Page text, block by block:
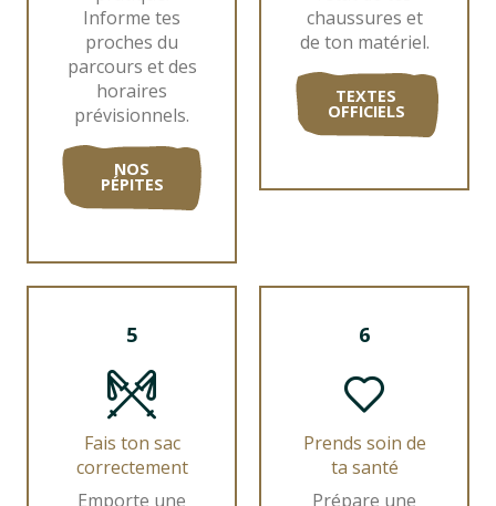
Informe tes
proches du
parcours et des
horaires
prévisionnels.
NOS
PÉPITES
chaussures et
de ton matériel.
TEXTES
OFFICIELS
5
Fais ton sac
correctement
Emporte une
6
Prends soin de
ta santé
Prépare une